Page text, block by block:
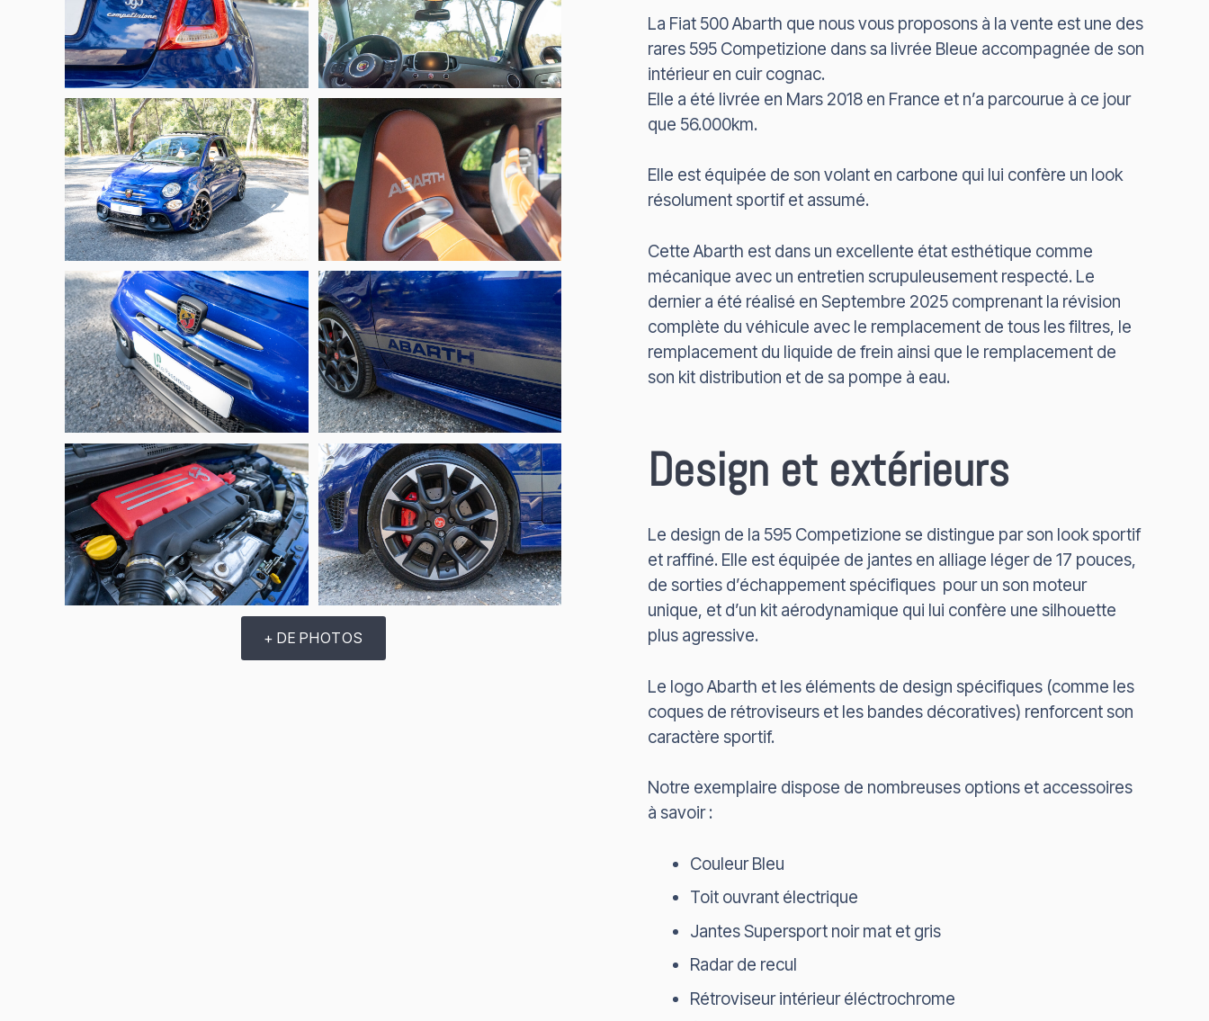
+ DE PHOTOS
La Fiat 500 Abarth que nous vous proposons à la vente est une des
rares 595 Competizione dans sa livrée Bleue accompagnée de son
intérieur en cuir cognac.
Elle a été livrée en Mars 2018 en France et n’a parcourue à ce jour
que 56.000km.
Elle est équipée de son volant en carbone qui lui confère un look
résolument sportif et assumé.
Cette Abarth est dans un excellente état esthétique comme
mécanique avec un entretien scrupuleusement respecté. Le
dernier a été réalisé en Septembre 2025 comprenant la révision
complète du véhicule avec le remplacement de tous les filtres, le
remplacement du liquide de frein ainsi que le remplacement de
son kit distribution et de sa pompe à eau.
Design et extérieurs
Le design de la 595 Competizione se distingue par son look sportif
et raffiné. Elle est équipée de jantes en alliage léger de 17 pouces,
de sorties d’échappement spécifiques pour un son moteur
unique, et d’un kit aérodynamique qui lui confère une silhouette
plus agressive.
Le logo Abarth et les éléments de design spécifiques (comme les
coques de rétroviseurs et les bandes décoratives) renforcent son
caractère sportif.
Notre exemplaire dispose de nombreuses options et accessoires
à savoir :
Couleur Bleu
Toit ouvrant électrique
Jantes Supersport noir mat et gris
Radar de recul
Rétroviseur intérieur éléctrochrome